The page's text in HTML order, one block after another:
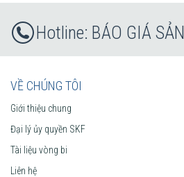
BÁO GIÁ
VỀ CHÚNG TÔI
Giới thiệu chung
Đại lý ủy quyền SKF
Tài liệu vòng bi
Liên hệ